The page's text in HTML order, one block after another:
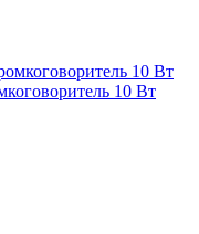
10 Вт